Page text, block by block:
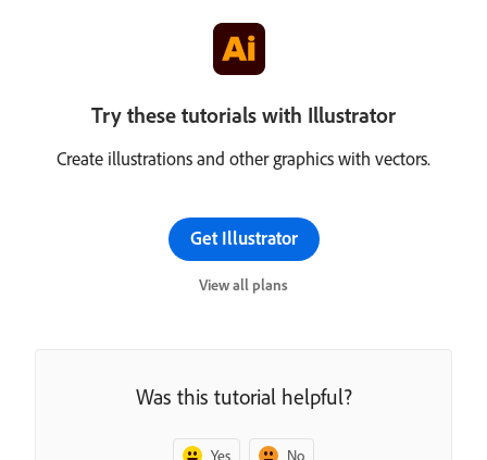
Try these tutorials with Illustrator
Create illustrations and other graphics with vectors.
Get Illustrator
View all plans
Was this tutorial helpful?
Yes No